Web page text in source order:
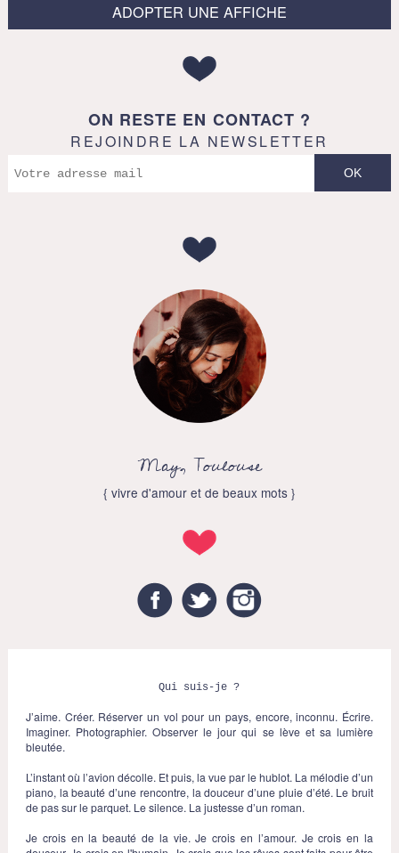
ADOPTER UNE AFFICHE
ON RESTE EN CONTACT ?
REJOINDRE LA NEWSLETTER
May, Toulouse
{ vivre d'amour et de beaux mots }
FacebookTwitter
Qui suis-je ?
J’aime. Créer. Réserver un vol pour un pays, encore, inconnu. Écrire.
Imaginer. Photographier. Observer le jour qui se lève et sa lumière
bleutée.
L’instant où l’avion décolle. Et puis, la vue par le hublot. La mélodie d’un
piano, la beauté d’une rencontre, la douceur d’une pluie d’été. Le bruit
de pas sur le parquet. Le silence. La justesse d’un roman.
Je crois en la beauté de la vie. Je crois en l’amour. Je crois en la